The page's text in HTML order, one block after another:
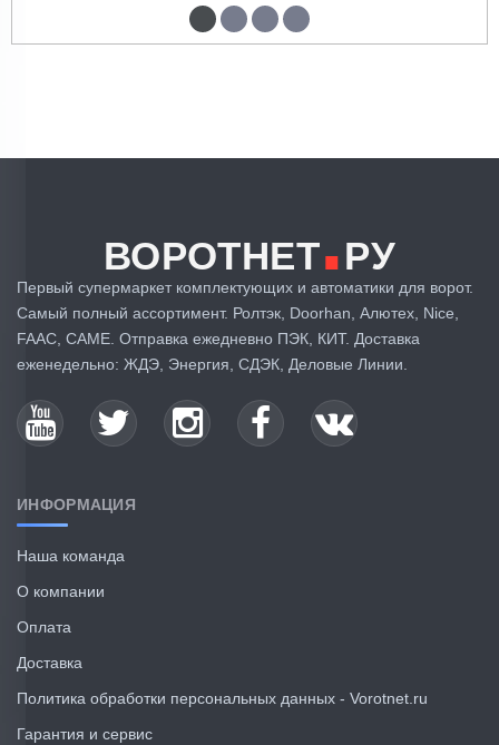
ВОРОТНЕТ.РУ
Первый супермаркет комплектующих и автоматики для ворот.
Самый полный ассортимент. Ролтэк, Doorhan, Алютех, Nice,
FAAC, CAME. Отправка ежедневно ПЭК, КИТ. Доставка
еженедельно: ЖДЭ, Энергия, СДЭК, Деловые Линии.
ИНФОРМАЦИЯ
Наша команда
О компании
Оплата
Доставка
Политика обработки персональных данных - Vorotnet.ru
Гарантия и сервис